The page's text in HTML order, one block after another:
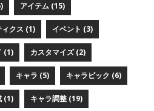
アイテム (15)
ィクス (1) イベント (3)
(1) カスタマイズ (2)
キャラ (5) キャラピック (6)
(1) キャラ調整 (19)